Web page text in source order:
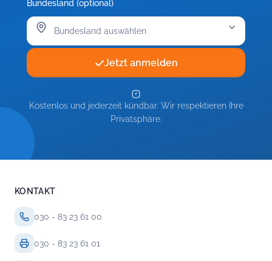
Bundesland (optional)
Jetzt anmelden
Kostenlos und jederzeit kündbar. Wir respektieren Ihre
Privatsphäre.
KONTAKT
030 - 83 23 61 00
030 - 83 23 61 01